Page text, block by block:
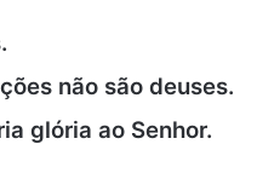
não são deuses.
glória ao Senhor.